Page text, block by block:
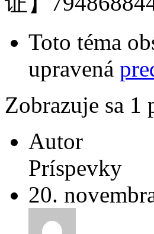
Toto téma
upravená
Zobrazuje sa 1
Autor
Príspevky
20.